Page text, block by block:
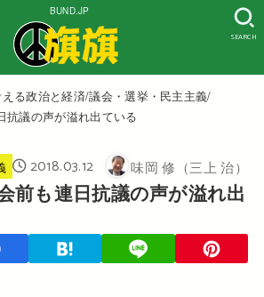
BUND.JP
SEARCH
る政治と経済 議会・選挙・民主主義
抗議の声が溢れ出ている
2018.03.12 味岡 修（三上 治）
前も連日抗議の声が溢れ出